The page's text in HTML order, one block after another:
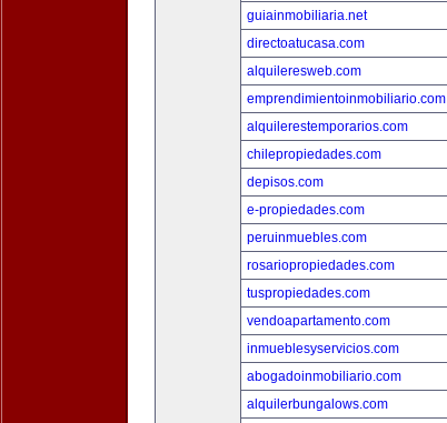
guiainmobiliaria.net
directoatucasa.com
alquileresweb.com
emprendimientoinmobiliario.com
alquilerestemporarios.com
chilepropiedades.com
depisos.com
e-propiedades.com
peruinmuebles.com
rosariopropiedades.com
tuspropiedades.com
vendoapartamento.com
inmueblesyservicios.com
abogadoinmobiliario.com
alquilerbungalows.com